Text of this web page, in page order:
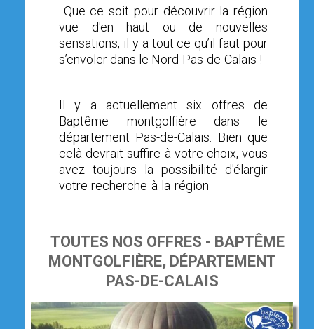
Que ce soit pour découvrir la région
vue d'en haut ou de nouvelles
sensations, il y a tout ce qu’il faut pour
s’envoler dans le Nord-Pas-de-Calais !
Il y a actuellement six offres de
Baptême montgolfière dans le
département Pas-de-Calais. Bien que
celà devrait suffire à votre choix, vous
avez toujours la possibilité d'élargir
votre recherche à la région
TOUTES NOS OFFRES - BAPTÊME
MONTGOLFIÈRE, DÉPARTEMENT
PAS-DE-CALAIS